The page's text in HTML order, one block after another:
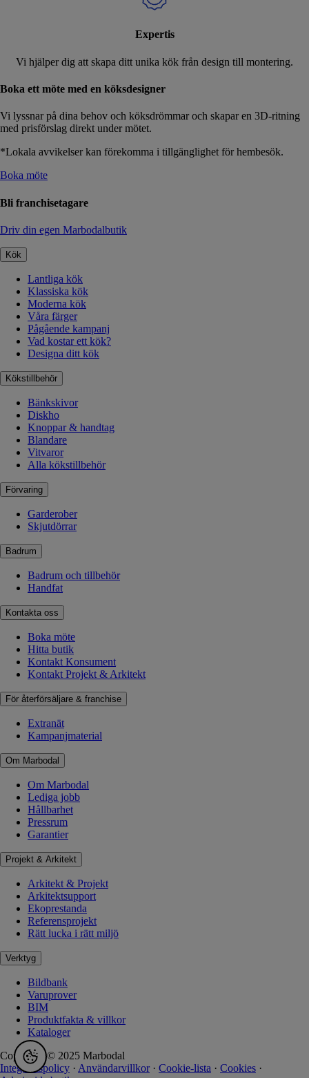
Expertis
Vi hjälper dig att skapa ditt unika kök från design till montering.
Boka ett möte med en köksdesigner
Vi lyssnar på dina behov och köksdrömmar och skapar en 3D-ritning
med prisförslag direkt under mötet.
*Lokala avvikelser kan förekomma i tillgänglighet för hembesök.
Boka möte
Bli franchisetagare
Driv din egen Marbodalbutik
Kök
Lantliga kök
Klassiska kök
Moderna kök
Våra färger
Pågående kampanj
Vad kostar ett kök?
Designa ditt kök
Kökstillbehör
Bänkskivor
Diskho
Knoppar & handtag
Blandare
Vitvaror
Alla kökstillbehör
Förvaring
Garderober
Skjutdörrar
Badrum
Badrum och tillbehör
Handfat
Kontakta oss
Boka möte
Hitta butik
Kontakt Konsument
Kontakt Projekt & Arkitekt
För återförsäljare & franchise
Extranät
Kampanjmaterial
Om Marbodal
Om Marbodal
Lediga jobb
Hållbarhet
Pressrum
Garantier
Projekt & Arkitekt
Arkitekt & Projekt
Arkitektsupport
Ekoprestanda
Referensprojekt
Rätt lucka i rätt miljö
Verktyg
Bildbank
Varuprover
BIM
Produktfakta & villkor
Kataloger
Copyright © 2025 Marbodal
Integritetspolicy · Användarvillkor · Cookie-lista · Cookies ·